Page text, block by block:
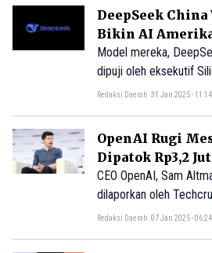
DeepSeek
Bikin AI
Model mereka,
dipuji oleh eksekutif
teknologi Amerika.
Redaksi Daerah 31 Jan 2025 -
OpenAI Rugi
Dipatok Rp3,2
CEO OpenAI, Sam
dilaporkan oleh
mengungkapkan bahwa
Redaksi Daerah 07 Jan 2025 -